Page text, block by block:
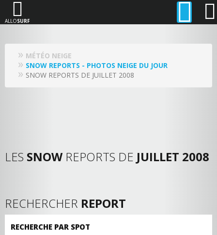
ALLOSURF
MÉTÉO NEIGE
SNOW REPORTS - PHOTOS NEIGE DU JOUR
SNOW REPORTS DE JUILLET 2008
LES SNOW REPORTS DE JUILLET 2008
RECHERCHER REPORT
RECHERCHE PAR SPOT